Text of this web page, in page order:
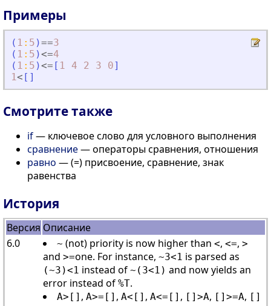
Примеры
( 1 : 5 )==3
( 1 : 5 )<=4
( 1 : 5 )<= [ 1 4 2 3 0]
1< [ ]
Смотрите также
if— ключевое слово для условного выполнения
сравнение— операторы сравнения, отношения
равно — (=) присвоение, сравнение, знак
равенства
История
Версия Описание
6.0
~ (not) priority is now higher than <, <=, >
and >=one. For instance, ~3<1 is parsed as
(~3)<1 instead of ~(3<1) and now yields an
error instead of %T.
A>[] , A>=[] , A<[] , A<=[] , []>A, []>=A, []